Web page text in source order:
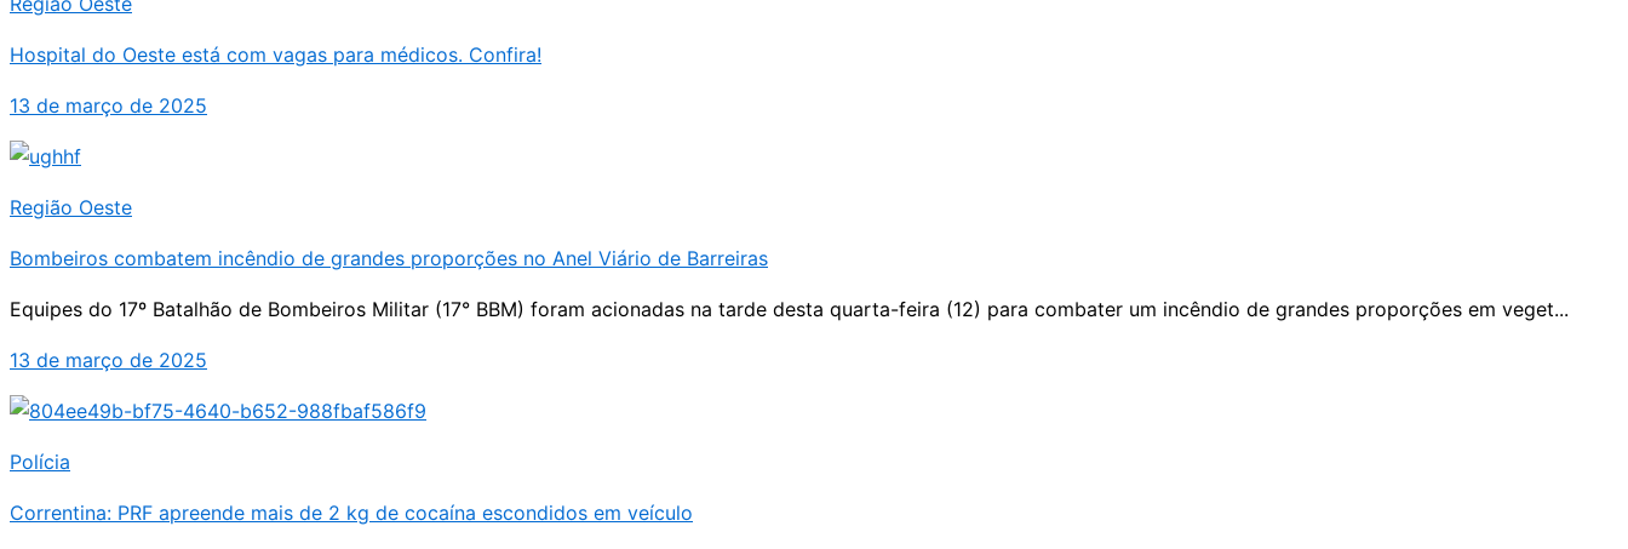
Hospital do Oeste está com vagas para médicos. Confira!
13 de março de 2025
Região Oeste
Bombeiros combatem incêndio de grandes proporções no Anel Viário de Barreiras
Equipes do 17º Batalhão de Bombeiros Militar (17° BBM) foram acionadas na tarde desta quarta-feira (12) para combater um incêndio de grandes proporções em veget...
13 de março de 2025
Polícia
Correntina: PRF apreende mais de 2 kg de cocaína escondidos em veículo